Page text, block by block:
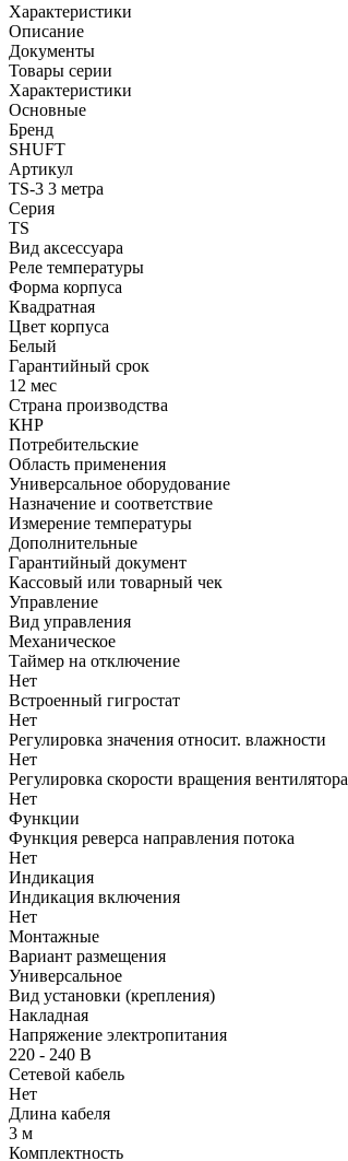
Характеристики
Описание
Документы
Товары серии
Характеристики
Основные
Бренд
SHUFT
Артикул
TS-3 3 метра
Серия
TS
Вид аксессуара
Реле температуры
Форма корпуса
Квадратная
Цвет корпуса
Белый
Гарантийный срок
12 мес
Страна производства
КНР
Потребительские
Область применения
Универсальное оборудование
Назначение и соответствие
Измерение температуры
Дополнительные
Гарантийный документ
Кассовый или товарный чек
Управление
Вид управления
Механическое
Таймер на отключение
Нет
Встроенный гигростат
Нет
Регулировка значения относит. влажности
Нет
Регулировка скорости вращения вентилятора
Нет
Функции
Функция реверса направления потока
Нет
Индикация
Индикация включения
Нет
Монтажные
Вариант размещения
Универсальное
Вид установки (крепления)
Накладная
Напряжение электропитания
220 - 240 В
Сетевой кабель
Нет
Длина кабеля
3 м
Комплектность